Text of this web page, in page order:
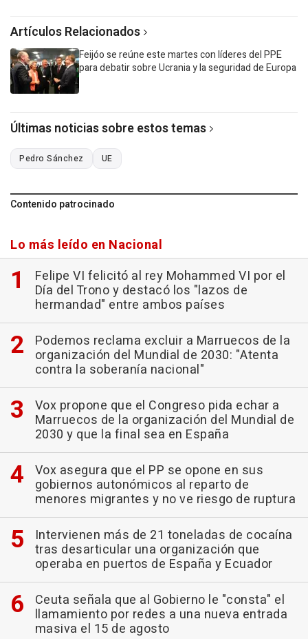
Artículos Relacionados
Feijóo se reúne este martes con líderes del PPE
para debatir sobre Ucrania y la seguridad de Europa
Últimas noticias sobre estos temas
Pedro Sánchez UE
Contenido patrocinado
Lo más leído en Nacional
Felipe VI felicitó al rey Mohammed VI por el
Día del Trono y destacó los "lazos de
hermandad" entre ambos países
Podemos reclama excluir a Marruecos de la
organización del Mundial de 2030: "Atenta
contra la soberanía nacional"
Vox propone que el Congreso pida echar a
Marruecos de la organización del Mundial de
2030 y que la final sea en España
Vox asegura que el PP se opone en sus
gobiernos autonómicos al reparto de
menores migrantes y no ve riesgo de ruptura
Intervienen más de 21 toneladas de cocaína
tras desarticular una organización que
operaba en puertos de España y Ecuador
Ceuta señala que al Gobierno le "consta" el
llamamiento por redes a una nueva entrada
masiva el 15 de agosto